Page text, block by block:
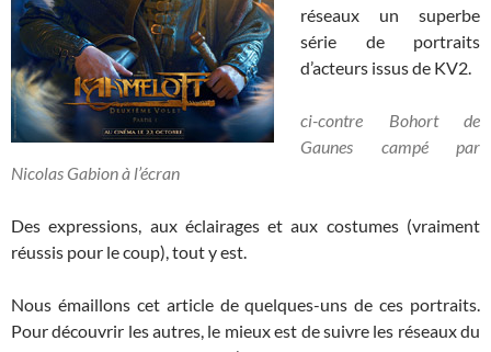
réseaux un superbe
série de portraits
d’acteurs issus de KV2.
ci-contre Bohort de
Gaunes campé par
Nicolas Gabion à l’écran
Des expressions, aux éclairages et aux costumes (vraiment
réussis pour le coup), tout y est.
Nous émaillons cet article de quelques-uns de ces portraits.
Pour découvrir les autres, le mieux est de suivre les réseaux du